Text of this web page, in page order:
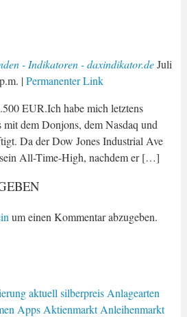
- Indikatoren - daxindikator.de Juli
|Permanenter Link
EUR.Ich habe mich letztens
dem Donjons, dem Nasdaq und
Da der Dow Jones Industrial Ave
All-Time-High, nachdem er […]
um einen Kommentar abzugeben.
aktuell silberpreis Anlagearten
Apps Aktienmarkt Anleihenmarkt